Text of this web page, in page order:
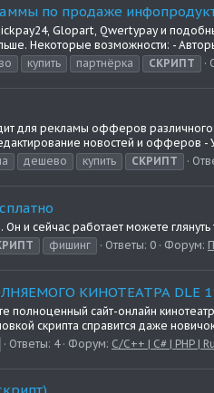
по продаже
Glopart, Qwertypay и
Некоторые возможности: -
купить партнёрка СКРИПТ
для рекламы офферов
новостей и офферов -
дешево купить СКРИПТ
и сейчас работает можете
фишинг Ответы: 0 Форум:
КИНОТЕАТРА DLE
полноценный сайт-онлайн
скрипта справится даже
Ответы: 4 Форум: С/C++ | C# | PHP |